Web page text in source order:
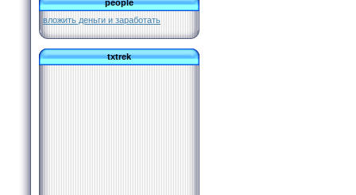
people
вложить деньги и заработать
txtrek